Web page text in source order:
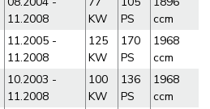
11.2008
KW
PS
ccm
11.2005 -
11.2008
125
KW
170
PS
1968
ccm
10.2003 -
11.2008
100
KW
136
PS
1968
ccm